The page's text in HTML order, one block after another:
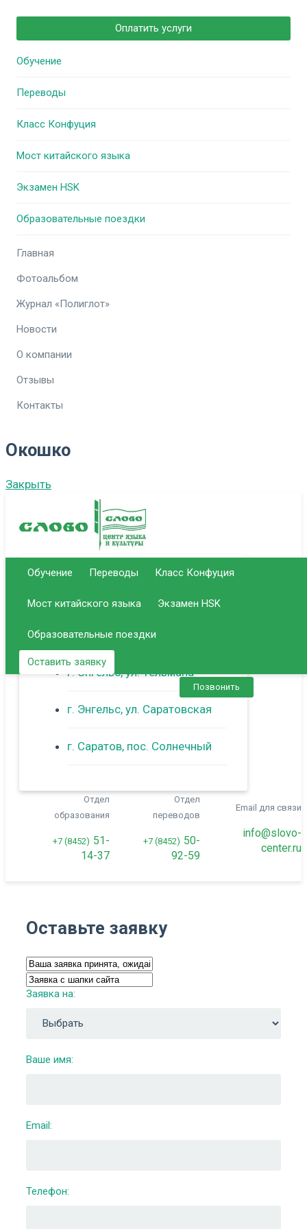
Оплатить услуги
Обучение
Переводы
Класс Конфуция
Мост китайского языка
Экзамен HSK
Образовательные поездки
Главная
Фотоальбом
Журнал «Полиглот»
Новости
О компании
Отзывы
Контакты
Окошко
Закрыть
Позвонить
г. Саратов Центральный офис
г. Балаково
г. Энгельс, ул. Тельмана
г. Энгельс, ул. Саратовская
г. Саратов, пос. Солнечный
Отдел
образования
+7 (8452) 51-
14-37
Отдел
переводов
+7 (8452) 50-
92-59
Email для связи
info@slovo-
center.ru
Обучение Переводы Класс Конфуция
Мост китайского языка Экзамен HSK
Образовательные поездки
Оставить заявку
Оставьте заявку
Заявка на:
Ваше имя:
Email:
Телефон: